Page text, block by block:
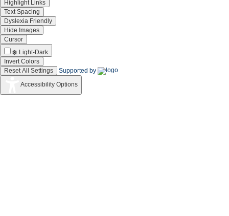
Highlight Links
Text Spacing
Dyslexia Friendly
Hide Images
Cursor
Light-Dark
Invert Colors
Reset All Settings
Supported by
Accessibility Options